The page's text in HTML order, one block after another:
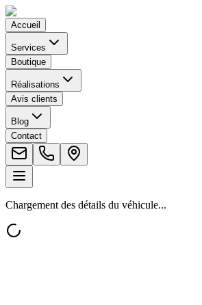
Accueil
Services
Boutique
Réalisations
Avis clients
Blog
Contact
Chargement des détails du véhicule...